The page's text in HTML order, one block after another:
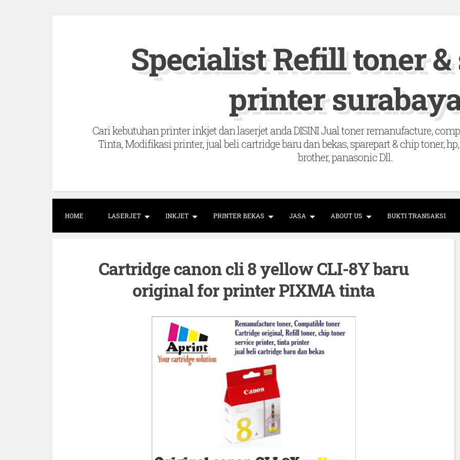
n
Specialist Refill toner
printer
Cari kebutuhan printer inkjet dan laserjet anda DISINI Jual toner remanufacture,
Tinta, Modifikasi printer, jual beli cartridge baru dan bekas, sparepart & chip toner,
brother, panasonic Dll.
HOME LASERJET INKJET PRINTER BEKAS JASA ABOUT US BUKTI TRANSAKSI
Cartridge canon cli 8 yellow CLI-8Y baru
original for printer PIXMA tinta